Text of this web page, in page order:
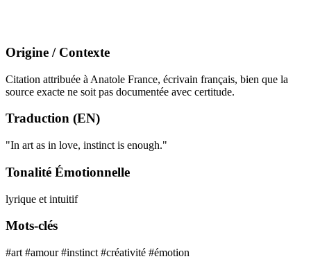
Origine / Contexte
Citation attribuée à Anatole France, écrivain français, bien que la
source exacte ne soit pas documentée avec certitude.
Traduction (EN)
"In art as in love, instinct is enough."
Tonalité Émotionnelle
lyrique et intuitif
Mots-clés
#art #amour#instinct #créativité #émotion